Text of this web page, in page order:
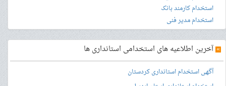
استخدام کارمند بانک
استخدام مدیر فنی
»آخرین اطلاعیه های استخدامی استانداری ها
آگهی استخدام استانداری کردستان